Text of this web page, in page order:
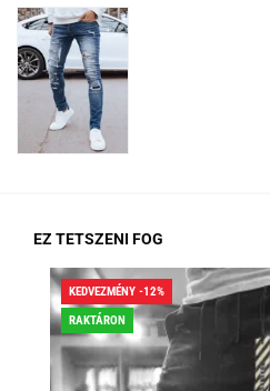
EZ TETSZENI FOG
KEDVEZMÉNY -12%
RAKTÁRON